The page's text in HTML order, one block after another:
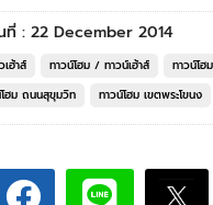
: 22 December 2014
ฮ้าส์ ทาวน์โฮม / ทาวน์เฮ้าส์
ทาวน์โฮ
ฮม ถนนสุขุมวิท ทาวน์โฮม เขตพระโขนง